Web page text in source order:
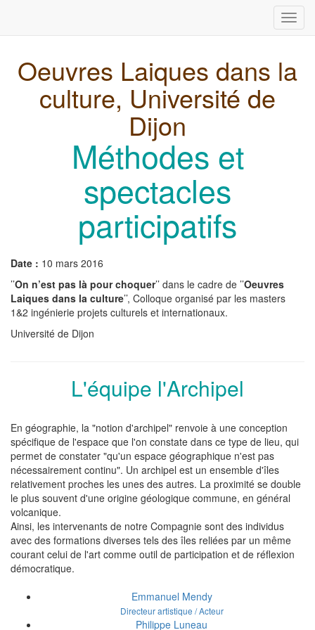
Oeuvres Laiques dans la
culture, Université de
Dijon
Méthodes et
spectacles
participatifs
Date : 10 mars 2016
’’On n’est pas là pour choquer’’ dans le cadre de ’’Oeuvres
Laiques dans la culture’’, Colloque organisé par les masters
1&2 ingénierie projets culturels et internationaux.
Université de Dijon
L'équipe l'Archipel
En géographie, la "notion d'archipel" renvoie à une conception
spécifique de l'espace que l'on constate dans ce type de lieu, qui
permet de constater "qu'un espace géographique n'est pas
nécessairement continu". Un archipel est un ensemble d'îles
relativement proches les unes des autres. La proximité se double
le plus souvent d'une origine géologique commune, en général
volcanique.
Ainsi, les intervenants de notre Compagnie sont des individus
avec des formations diverses tels des îles reliées par un même
courant celui de l'art comme outil de participation et de réflexion
démocratique.
Emmanuel Mendy
Directeur artistique / Acteur
Philippe Luneau